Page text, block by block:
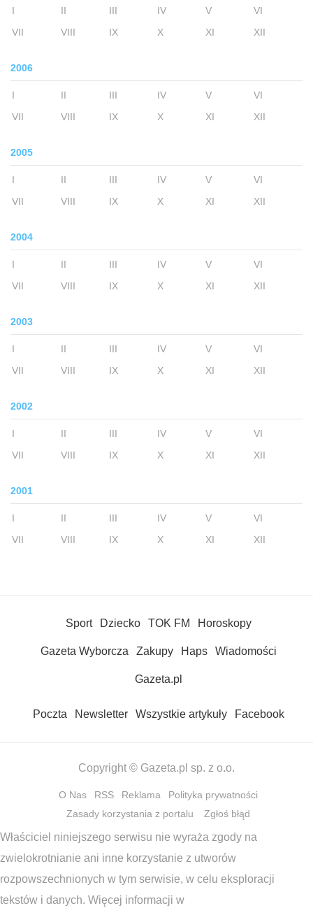
I II III IV V
VI
VII
VIII IX X XI XII
2006
I II III IV V
VI
VII
VIII IX X XI XII
2005
I II III IV V
VI
VII
VIII IX X XI XII
2004
I II III IV V
VI
VII
VIII IX X XI XII
2003
I II III IV V
VI
VII
VIII IX X XI XII
2002
I II III IV V
VI
VII
VIII IX X XI XII
2001
I II III IV V
VI
VII
VIII IX X XI XII
Sport Dziecko TOK FM Horoskopy
Gazeta Wyborcza Zakupy Haps Wiadomości
Gazeta.pl
Poczta Newsletter Wszystkie artykuły Facebook
Copyright © Gazeta.pl sp. z o.o.
O Nas RSS Reklama
Polityka prywatności
Zasady korzystania z portalu
Zgłoś błąd
Właściciel niniejszego serwisu nie wyraża zgody na
zwielokrotnianie ani inne korzystanie z utworów
rozpowszechnionych w tym serwisie, w celu eksploracji
tekstów i danych. Więcej informacji w